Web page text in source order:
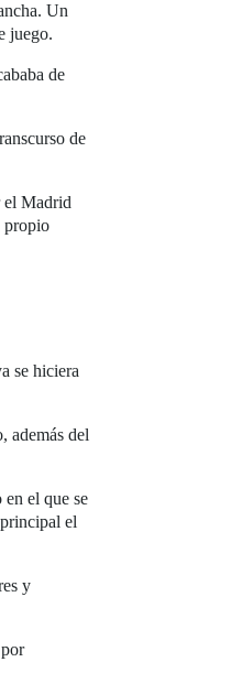
Un
juego.
de
de
el Madrid
propio
se hiciera
además del
el que se
el
y